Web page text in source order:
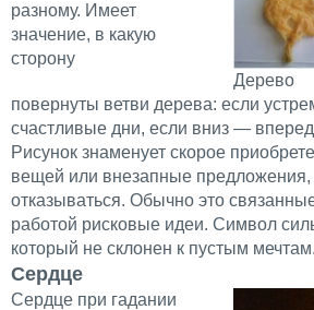
Дерево
разному. Имеет
значение, в какую
сторону
повернуты ветви дерева: если
счастливые дни, если вниз —
Рисунок знаменует скорое
вещей или внезапные предложения,
отказываться. Обычно это
работой рисковые идеи. Символ
который не склонен к пустым мечтам.
Сердце
Сердце при гадании